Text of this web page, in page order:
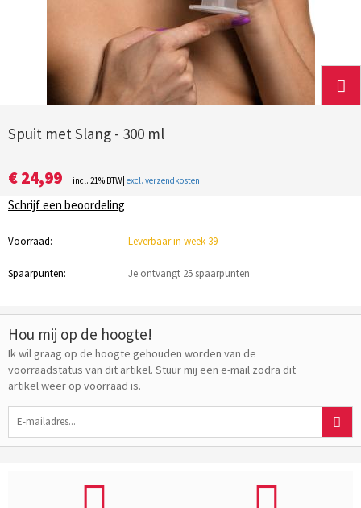
Spuit met Slang - 300 ml
€ 24,99 incl. 21% BTW| excl. verzendkosten
Schrijf een beoordeling
Voorraad: Leverbaar in week 39
Spaarpunten: Je ontvangt 25 spaarpunten
Hou mij op de hoogte!
Ik wil graag op de hoogte gehouden worden van de
voorraadstatus van dit artikel. Stuur mij een e-mail zodra dit
artikel weer op voorraad is.